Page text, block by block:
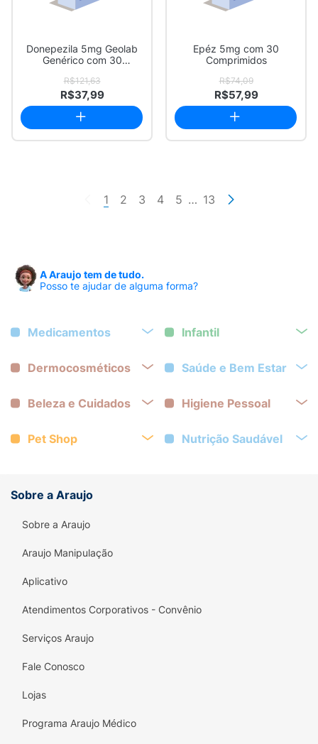
Donepezila 5mg Geolab
Genérico com 30
R$121,63
R$37,99
Epéz 5mg com 30
Comprimidos
R$74,09
R$57,99
1 2 3 4 5 … 13
A Araujo tem de tudo.
Posso te ajudar de alguma forma?
Medicamentos Infantil
Dermocosméticos Saúde e Bem Estar
Beleza e Cuidados Higiene Pessoal
Pet Shop Nutrição Saudável
Sobre a Araujo
Sobre a Araujo
Araujo Manipulação
Aplicativo
Atendimentos Corporativos - Convênio
Serviços Araujo
Fale Conosco
Lojas
Programa Araujo Médico